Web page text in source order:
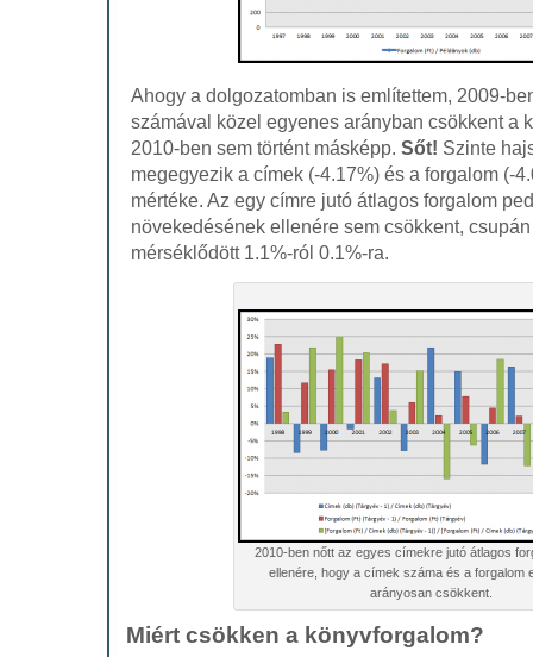
Ahogy a dolgozatomban is említettem, 2009-
számával közel egyenes arányban csökkent a
2010-ben sem történt másképp. Sőt! Szinte
megegyezik a címek (-4.17%) és a forgalom (-
mértéke. Az egy címre jutó átlagos forgalom
növekedésének ellenére sem csökkent,
mérséklődött 1.1%-ról 0.1%-ra.
2010-ben nőtt az egyes címekre jutó átlagos
ellenére, hogy a címek száma és a forgalom
arányosan csökkent.
Miért csökken a könyvforgalom?